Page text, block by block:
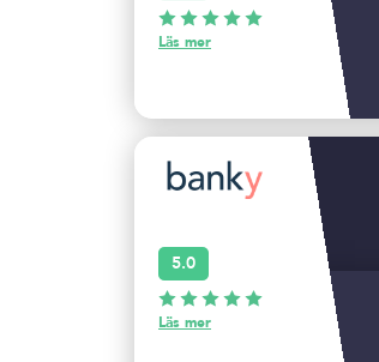
Läs mer
5.0
Läs mer